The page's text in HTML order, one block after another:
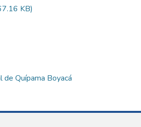
KB)
de Quípama Boyacá